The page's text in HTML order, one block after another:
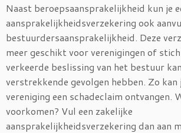
Naast beroepsaansprakelijkheid kun je
aansprakelijkheidsverzekering ook
bestuurdersaansprakelijkheid. Deze
meer geschikt voor verenigingen of
verkeerde beslissing van het bestuur
verstrekkende gevolgen hebben. Zo
vereniging een schadeclaim ontvangen.
voorkomen? Vul een zakelijke
aansprakelijkheidsverzekering dan aan